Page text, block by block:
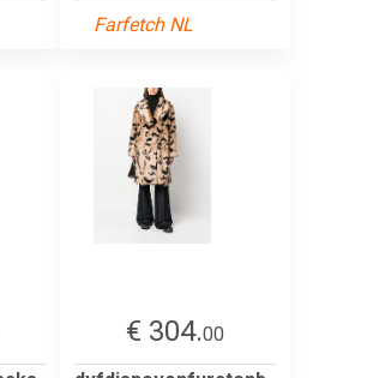
Farfetch NL
€ 304.00